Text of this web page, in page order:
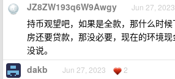
JZ8ZW193q6W9Awgy Jun 27, 2023
持币观望吧，如果是全款，那什么时
房还要贷款，那没必要，现在的环境
没说。
dakb Jun 27, 2023 2